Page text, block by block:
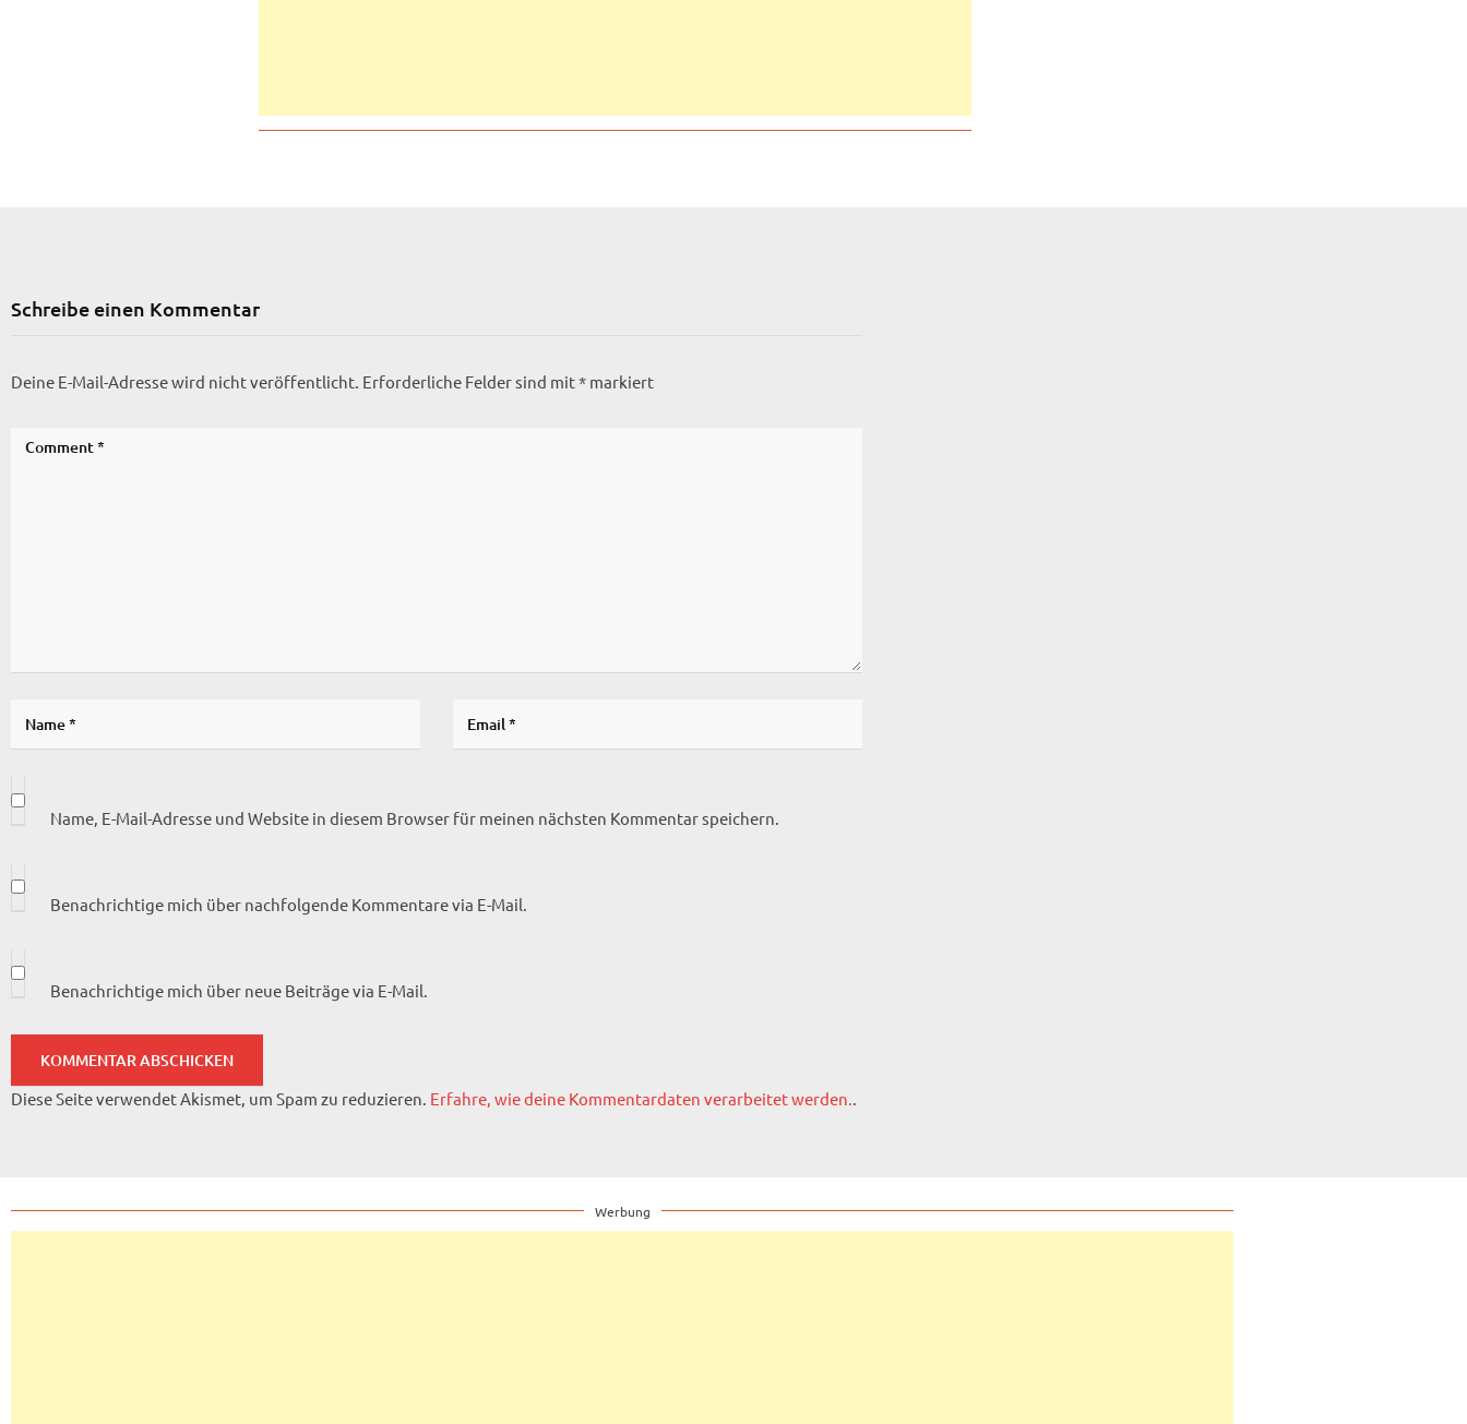
Schreibe einen Kommentar
Deine E-Mail-Adresse wird nicht veröffentlicht. Erforderliche Felder sind mit* markiert
Name, E-Mail-Adresse und Website in diesem Browser für meinen nächsten Kommentar speichern.
Benachrichtige mich über nachfolgende Kommentare via E-Mail.
Benachrichtige mich über neue Beiträge via E-Mail.
Diese Seite verwendet Akismet, um Spam zu reduzieren. Erfahre, wie deine Kommentardaten verarbeitet werden.
Werbung